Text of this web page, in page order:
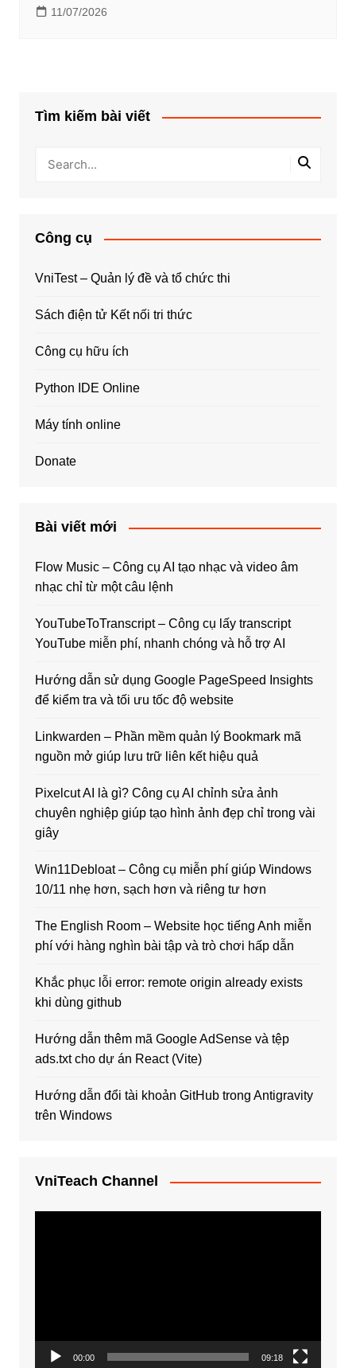
11/07/2026
Tìm kiếm bài viết
Công cụ
VniTest – Quản lý đề và tổ chức thi
Sách điện tử Kết nối tri thức
Công cụ hữu ích
Python IDE Online
Máy tính online
Donate
Bài viết mới
Flow Music – Công cụ AI tạo nhạc và video âm
nhạc chỉ từ một câu lệnh
YouTubeToTranscript – Công cụ lấy transcript
YouTube miễn phí, nhanh chóng và hỗ trợ AI
Hướng dẫn sử dụng Google PageSpeed Insights
để kiểm tra và tối ưu tốc độ website
Linkwarden – Phần mềm quản lý Bookmark mã
nguồn mở giúp lưu trữ liên kết hiệu quả
Pixelcut AI là gì? Công cụ AI chỉnh sửa ảnh
chuyên nghiệp giúp tạo hình ảnh đẹp chỉ trong vài
giây
Win11Debloat – Công cụ miễn phí giúp Windows
10/11 nhẹ hơn, sạch hơn và riêng tư hơn
The English Room – Website học tiếng Anh miễn
phí với hàng nghìn bài tập và trò chơi hấp dẫn
Khắc phục lỗi error: remote origin already exists
khi dùng github
Hướng dẫn thêm mã Google AdSense và tệp
ads.txt cho dự án React (Vite)
Hướng dẫn đổi tài khoản GitHub trong Antigravity
trên Windows
VniTeach Channel
00:00 09:18